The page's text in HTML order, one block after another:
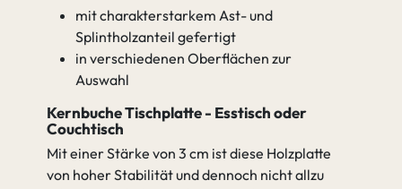
mit charakterstarkem Ast- und
Splintholzanteil gefertigt
in verschiedenen Oberflächen zur
Auswahl
Kernbuche Tischplatte - Esstisch oder
Couchtisch
Mit einer Stärke von 3 cm ist diese Holzplatte
von hoher Stabilität und dennoch nicht allzu